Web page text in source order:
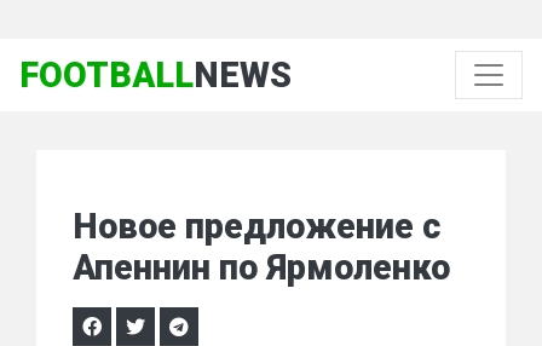
FOOTBALLNEWS
Новое предложение с
Апеннин по Ярмоленко